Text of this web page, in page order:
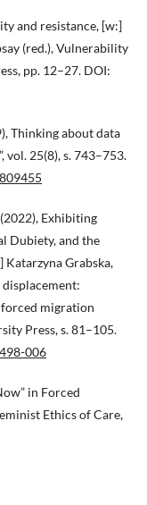
and resistance, [w:]
(red.), Vulnerability
pp. 12–27. DOI:
Thinking about data
25(8), s. 743–753.
Exhibiting
Dubiety, and the
Grabska,
migration
Press, s. 81–105.
006
in Forced
Ethics of Care,